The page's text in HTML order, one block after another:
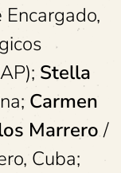
Stella
Carmen
Marrero/
Cuba;